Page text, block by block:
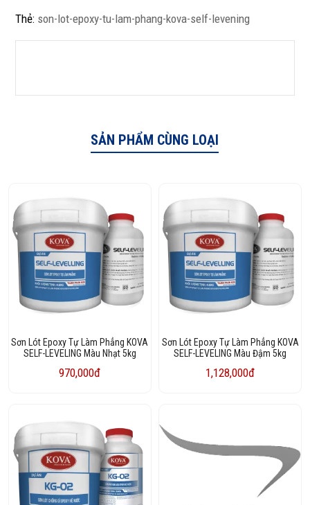
Thẻ: son-lot-epoxy-tu-lam-phang-kova-self-levening
SẢN PHẨM CÙNG LOẠI
Sơn Lót Epoxy Tự Làm Phẳng KOVA
SELF-LEVELING Màu Nhạt 5kg
970,000đ
Sơn Lót Epoxy Tự Làm Phẳng KOVA
SELF-LEVELING Màu Đậm 5kg
1,128,000đ